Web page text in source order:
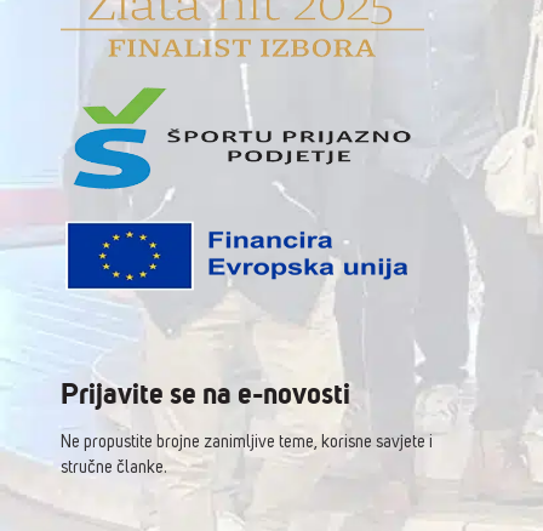
Prijavite se na e-novosti
Ne propustite brojne zanimljive teme, korisne savjete i
stručne članke.